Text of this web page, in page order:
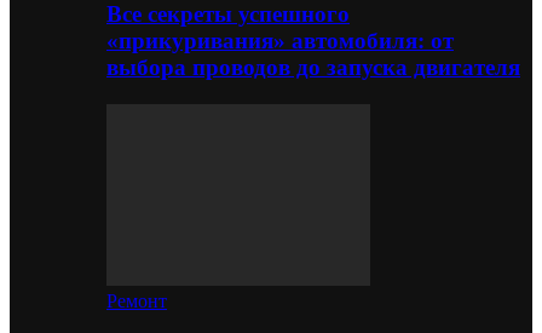
Все секреты успешного
«прикуривания» автомобиля: от
выбора проводов до запуска двигателя
Ремонт